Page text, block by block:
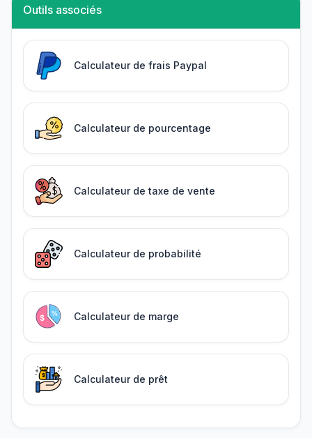
Outils associés
Calculateur de frais Paypal
Calculateur de pourcentage
Calculateur de taxe de vente
Calculateur de probabilité
Calculateur de marge
Calculateur de prêt